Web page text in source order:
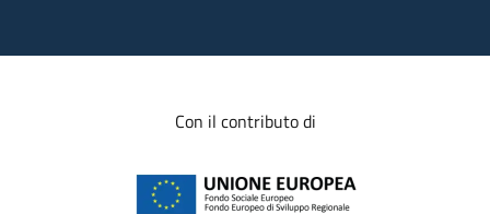
Con il contributo di